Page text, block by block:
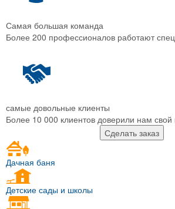
Самая большая команда
Более 200 профессионалов работают
самые довольные клиенты
Более 10 000 клиентов доверили нам
Сделать заказ
Дачная баня
Детские сады и школы